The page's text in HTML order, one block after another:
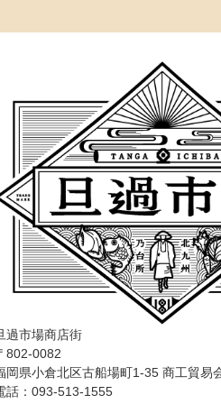
過市場商店街
802-0082
岡県小倉北区古船場町1-35 商工貿易
話：093-513-1555